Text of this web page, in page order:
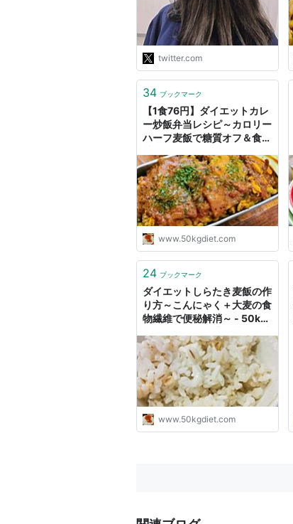
て1週間で3kg痩せてた。え
のきの食物繊維の力やばすぎ
だし、便秘でそんなに体重変
わるのかと驚愕。 ASMRの
ピリ辛えのきが話題になっ…
https://t.co/BzdjvzKKtg"
twitter.com
34 ブックマーク
【1食76円】ダイエットカレ
ー炒飯弁当レシピ～カロリー
ハーフ麦飯で糖質オフ＆食物
トした港区芝浦IT社長ブログ
www.50kgdiet.com
24 ブックマーク
ダイエットしらたき麦飯の作
り方～こんにゃく＋大麦の食
物繊維で便秘解消～ - 50kg
長ブログ
www.50kgdiet.com